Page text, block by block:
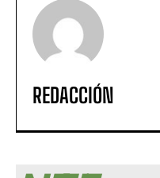
REDACCIÓN